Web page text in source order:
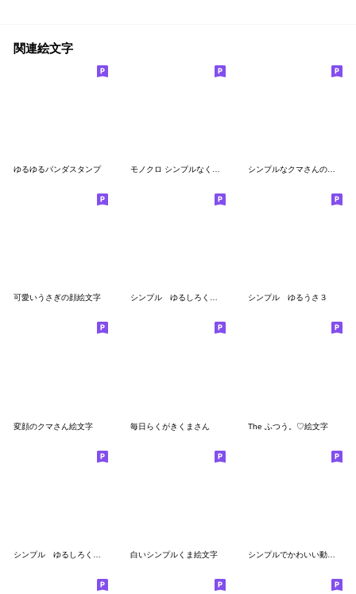
関連絵文字
ゆるゆるパンダスタンプ シンプルなクマさんの絵文字2
可愛いうさぎの顔絵文字 シンプル ゆるしろくま３ シンプル ゆるうさ３
変顔のクマさん絵文字 毎日らくがきくまさん The ふつう。♡絵文字
白いシンプルくま絵文字 シンプルでかわいい動物絵文字